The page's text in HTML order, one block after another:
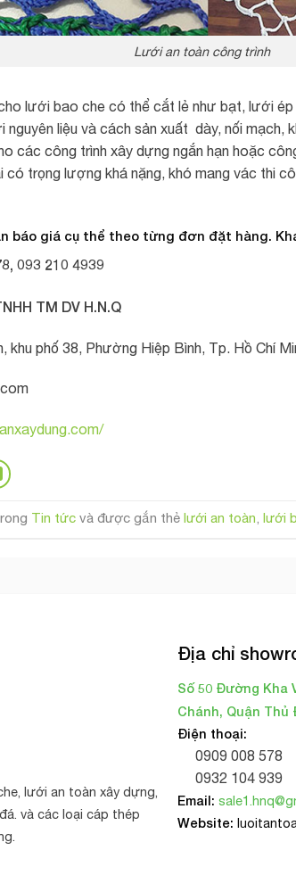
Lưới an toàn công trình
lưới bao che có thể cắt lẻ như bạt, lưới
liệu và cách sản xuất dày, nối mạch,
các công trình xây dựng ngắn hạn hoặc
trọng lượng khá nặng, khó mang vác thi
báo giá cụ thể theo từng đơn đặt hàng.
093 210 4939
TM DV H.N.Q
khu phố 38, Phường Hiệp Bình, Tp. Hồ Chí
Tin tức và được gắn thẻ lưới an toàn, lưới
lưới an toàn xây dựng,
và các loại cáp thép
Địa chỉ
Số 50 Đường Kha
Chánh, Quận Thủ
Điện thoại:
0909 008 578
0932 104 939
Email:
Website: